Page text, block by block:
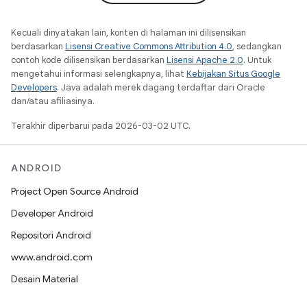
Kecuali dinyatakan lain, konten di halaman ini dilisensikan
berdasarkan Lisensi Creative Commons Attribution 4.0, sedangkan
contoh kode dilisensikan berdasarkan Lisensi Apache 2.0. Untuk
mengetahui informasi selengkapnya, lihat Kebijakan Situs Google
Developers. Java adalah merek dagang terdaftar dari Oracle
dan/atau afiliasinya.
Terakhir diperbarui pada 2026-03-02 UTC.
ANDROID
Project Open Source Android
Developer Android
Repositori Android
www.android.com
Desain Material